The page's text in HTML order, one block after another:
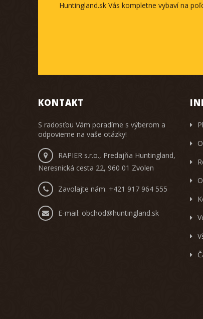
Huntingland.sk Vás kompletne vybaví na
KONTAKT
S radosťou Vám poradíme s výberom a
odpovieme na vaše otázky!
RAPIER s.r.o., Predajňa Huntingland,
Neresnická cesta 22, 960 01 Zvolen
Zavolajte nám: +421 917 964 555
E-mail: obchod@huntingland.sk